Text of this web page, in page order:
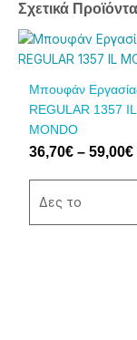
Σχετικά Προϊόντα
Μπουφάν
REGULAR 1357 IL
MONDO
36,70€ – 59,00€
Δες το
Αυτό
το
έχει
πολλαπλές
παραλλαγές.
Οι
επιλογές
μπορούν